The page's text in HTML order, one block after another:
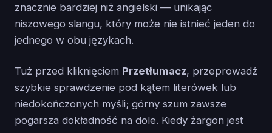
znacznie bardziej niż angielski — unikając
niszowego slangu, który może nie istnieć jeden do
jednego w obu językach.
Tuż przed kliknięciem Przetłumacz, przeprowadź
szybkie sprawdzenie pod kątem literówek lub
niedokończonych myśli; górny szum zawsze
pogarsza dokładność na dole. Kiedy żargon jest